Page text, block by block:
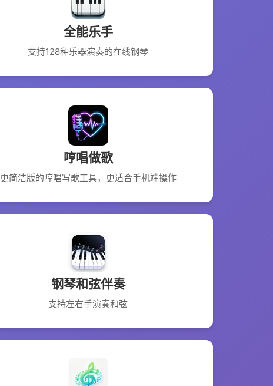
全能乐手
支持128种乐器演奏的在线钢琴
哼唱做歌
更简洁版的哼唱写歌工具，更适合手机端操作
钢琴和弦伴奏
支持左右手演奏和弦